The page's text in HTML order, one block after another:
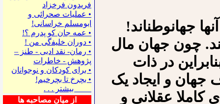
فریدون فرخزاد
• عملیات صحرائی و
ابومسلم خراسانی!
• ﻋﻤﻪ ﺟﺎﻥ ﻛﻮ ﭘﺪﺭﻡ ؟!
• ﺩﻭﺭﺍﻥ ﺧﻠﻴﻔگی ﻣﻦ !
• رمان- نقد ادبی - طنز –
پژوهش - خاطرات
• ﺑﺮﺍﻯ ﻛﻮﺩﻛﺎﻥ ﻭ ﻧﻮﺟﻮﺍﻧﺎﻥ
• بچرخ تا بچرخیم!
بیشتر . . .
از میان مصاحبه ها
جهان⁪وطن⁪اند!
چون جهان مال
در ذات
جهان و ایجاد یک
عقلانی و